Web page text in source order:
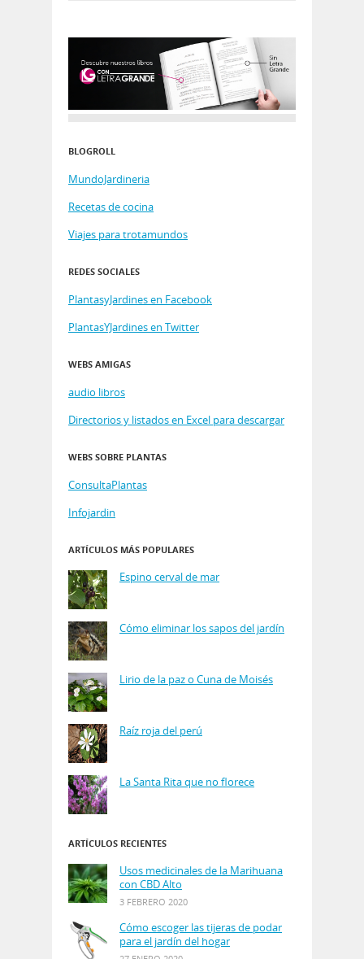
BLOGROLL
MundoJardineria
Recetas de cocina
Viajes para trotamundos
REDES SOCIALES
PlantasyJardines en Facebook
PlantasYJardines en Twitter
WEBS AMIGAS
audio libros
Directorios y listados en Excel para descargar
WEBS SOBRE PLANTAS
ConsultaPlantas
Infojardin
ARTÍCULOS MÁS POPULARES
Espino cerval de mar
Cómo eliminar los sapos del jardín
Lirio de la paz o Cuna de Moisés
Raíz roja del perú
La Santa Rita que no florece
ARTÍCULOS RECIENTES
Usos medicinales de la Marihuana
con CBD Alto
3 FEBRERO 2020
Cómo escoger las tijeras de podar
para el jardín del hogar